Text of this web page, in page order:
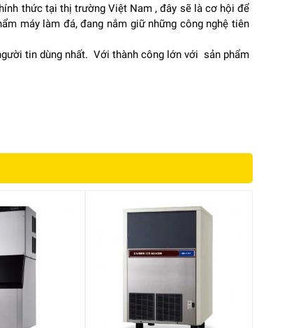
thức tại thị trường Việt Nam , đây sẽ là cơ hội để
máy làm đá, đang nắm giữ những công nghệ tiên
tin dùng nhất. Với thành công lớn với sản phẩm